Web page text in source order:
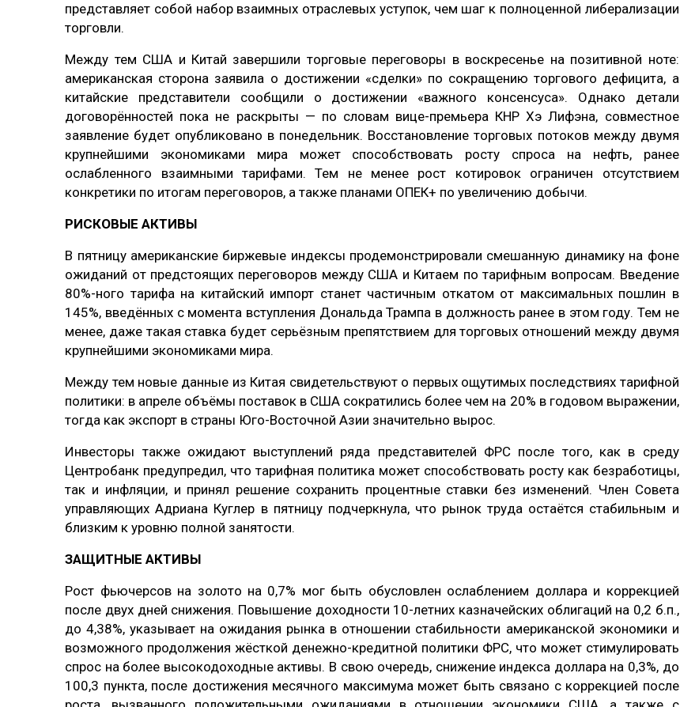
представляет собой набор взаимных отраслевых уступок, чем шаг к полноценной либерализации
торговли.
Между тем США и Китай завершили торговые переговоры в воскресенье на позитивной ноте:
американская сторона заявила о достижении «сделки» по сокращению торгового дефицита, а
китайские представители сообщили о достижении «важного консенсуса». Однако детали
договорённостей пока не раскрыты — по словам вице-премьера КНР Хэ Лифэна, совместное
заявление будет опубликовано в понедельник. Восстановление торговых потоков между двумя
крупнейшими экономиками мира может способствовать росту спроса на нефть, ранее
ослабленного взаимными тарифами. Тем не менее рост котировок ограничен отсутствием
конкретики по итогам переговоров, а также планами ОПЕК+ по увеличению добычи.
РИСКОВЫЕ АКТИВЫ
В пятницу американские биржевые индексы продемонстрировали смешанную динамику на фоне
ожиданий от предстоящих переговоров между США и Китаем по тарифным вопросам. Введение
80%-ного тарифа на китайский импорт станет частичным откатом от максимальных пошлин в
145%, введённых с момента вступления Дональда Трампа в должность ранее в этом году. Тем не
менее, даже такая ставка будет серьёзным препятствием для торговых отношений между двумя
крупнейшими экономиками мира.
Между тем новые данные из Китая свидетельствуют о первых ощутимых последствиях тарифной
политики: в апреле объёмы поставок в США сократились более чем на 20% в годовом выражении,
тогда как экспорт в страны Юго-Восточной Азии значительно вырос.
Инвесторы также ожидают выступлений ряда представителей ФРС после того, как в среду
Центробанк предупредил, что тарифная политика может способствовать росту как безработицы,
так и инфляции, и принял решение сохранить процентные ставки без изменений. Член Совета
управляющих Адриана Куглер в пятницу подчеркнула, что рынок труда остаётся стабильным и
близким к уровню полной занятости.
ЗАЩИТНЫЕ АКТИВЫ
Рост фьючерсов на золото на 0,7% мог быть обусловлен ослаблением доллара и коррекцией
после двух дней снижения. Повышение доходности 10-летних казначейских облигаций на 0,2 б.п.,
до 4,38%, указывает на ожидания рынка в отношении стабильности американской экономики и
возможного продолжения жёсткой денежно-кредитной политики ФРС, что может стимулировать
спрос на более высокодоходные активы. В свою очередь, снижение индекса доллара на 0,3%, до
100,3 пункта, после достижения месячного максимума может быть связано с коррекцией после